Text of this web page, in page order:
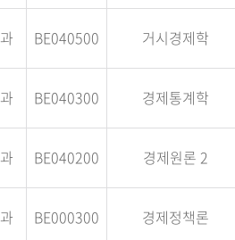
BE040500 거시경제학
BE040300 경제통계학
BE040200 경제원론 2
BE000300 경제정책론